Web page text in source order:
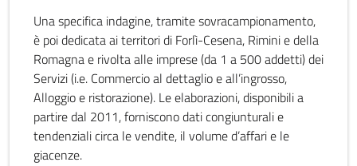
Una specifica indagine, tramite sovracampionamento,
è poi dedicata ai territori di Forlì-Cesena, Rimini e della
Romagna e rivolta alle imprese (da 1 a 500 addetti) dei
Servizi (i.e. Commercio al dettaglio e all’ingrosso,
Alloggio e ristorazione). Le elaborazioni, disponibili a
partire dal 2011, forniscono dati congiunturali e
tendenziali circa le vendite, il volume d’affari e le
giacenze.